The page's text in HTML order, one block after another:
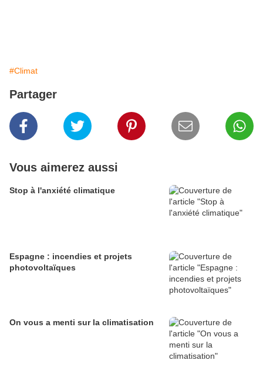
#Climat
Partager
Vous aimerez aussi
Stop à l'anxiété climatique
Espagne : incendies et projets
photovoltaïques
On vous a menti sur la climatisation